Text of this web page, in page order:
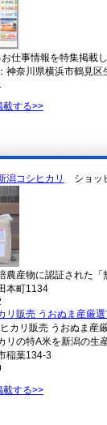
仕事情報を特集掲載
神奈川県横浜市鶴見区
載する>>
潟コシヒカリ ショッ
農産物に認証された
本町1134
リ販売 うおぬま産厳
リの特A米を新潟の生
稲葉134-3
載する>>